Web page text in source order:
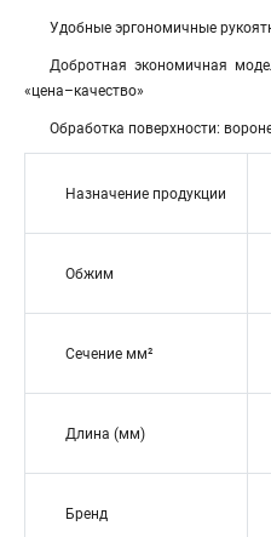
Удобные эргономичные
Добротная экономичная
«цена–качество»
Обработка поверхности:
Назначение продукции
Обжим
Сечение мм²
Длина (мм)
Бренд